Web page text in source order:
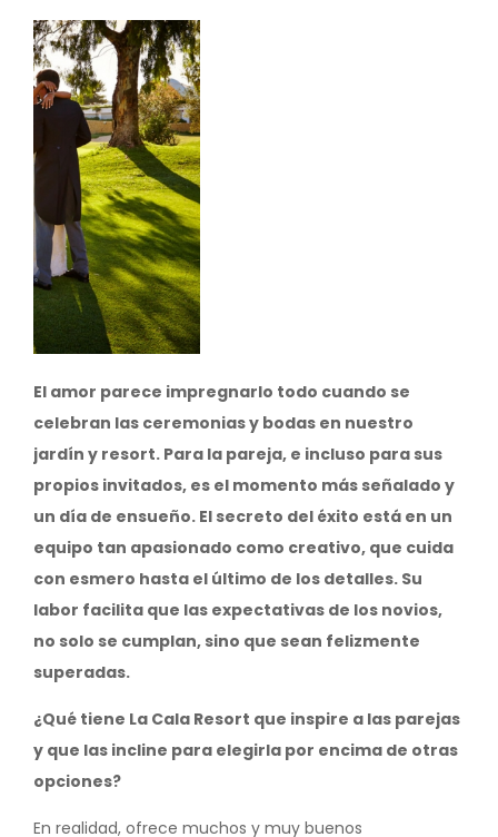
Image
El amor parece impregnarlo todo cuando se
celebran las ceremonias y bodas en nuestro
jardín y resort. Para la pareja, e incluso para sus
propios invitados, es el momento más señalado y
un día de ensueño. El secreto del éxito está en un
equipo tan apasionado como creativo, que cuida
con esmero hasta el último de los detalles. Su
labor facilita que las expectativas de los novios,
no solo se cumplan, sino que sean felizmente
superadas.
¿Qué tiene La Cala Resort que inspire a las parejas
y que las incline para elegirla por encima de otras
opciones?
En realidad, ofrece muchos y muy buenos